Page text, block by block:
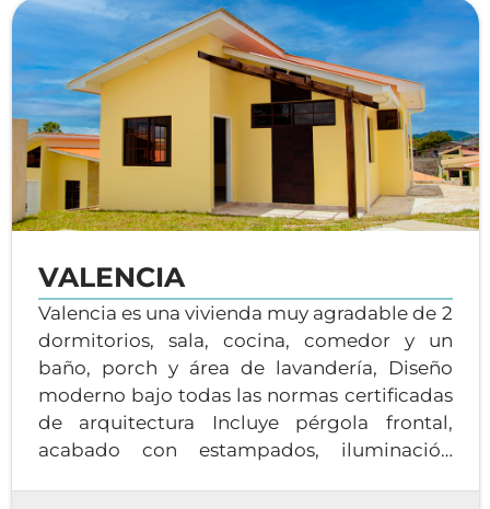
VALENCIA
Valencia es una vivienda muy agradable de 2
dormitorios, sala, cocina, comedor y un
baño, porch y área de lavandería, Diseño
moderno bajo todas las normas certificadas
de arquitectura Incluye pérgola frontal,
acabado con estampados, iluminación